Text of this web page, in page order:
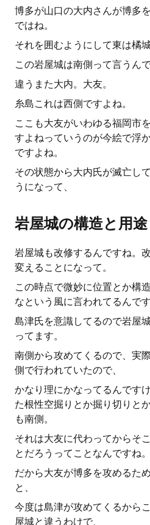
博多が山口の大内さんが博多
ではね。
それを囲むようにして東は橘
この岩屋城は南側って言うん
違うまた大内。大友。
糸島これは西側ですよね。
ここも大友がいわゆる福岡市
すよねっていうのが今絵で浮
ですよね。
その状態から大内氏が滅亡し
うになって、
岩屋城の構造と用途
岩屋城も改修するんですね。
変えることになって。
この時点で微妙に位置とか構
なという風に言われてるんです
島津氏を意識してるので岩屋
ってます。
南側から攻めてくるので、実
側で行われていたので、
かなり理にかなってるんです
た根性空掘りとか掘り切りと
も南側。
それは大友に代わってからそ
とだろうってことなんですね。
だから大友が博多を攻めるた
と、
今度は島津が攻めてくるから
屋城と違うわけで、